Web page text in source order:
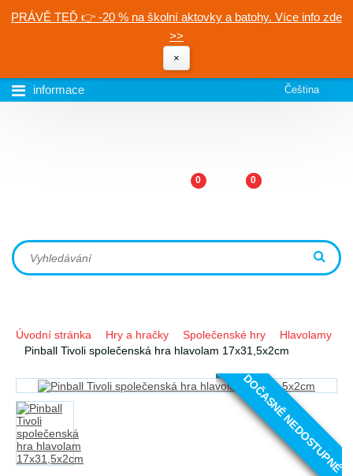
PRÁVĚ TEĎ 👉 -20 % na školní aktovky a batohy. Více info zde
>>
×
informace Čeština
0 0
Úvodní stránka Hry a hračky Společenské hry
Hlavolamy
Pinball Tivoli společenská hra hlavolam 17x31,5x2cm
DOČASNĚ NEDOSTUPNÉ